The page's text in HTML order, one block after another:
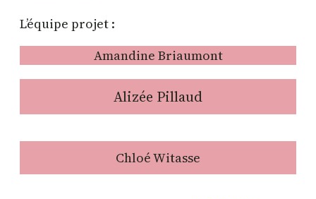
L’équipe projet :
Amandine Briaumont
Alizée Pillaud
Chloé Witasse